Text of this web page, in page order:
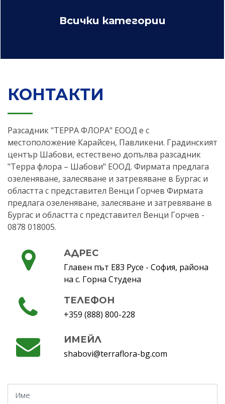
Всички категории
КОНТАКТИ
Разсадник "ТЕРРА ФЛОРА" ЕООД е с
местоположение Карайсен, Павликени. Градинският
център Шабови, естествено допълва разсадник
"Терра флора – Шабови" ЕООД. Фирмата предлага
озеленяване, залесяване и затревяване в Бургас и
областта с представител Венци Горчев Фирмата
предлага озеленяване, залесяване и затревяване в
Бургас и областта с представител Венци Горчев -
0878 018005.
АДРЕС
Главен път Е83 Русе - София, района
на с. Горна Студена
ТЕЛЕФОН
+359 (888) 800-228
ИМЕЙЛ
shabovi@terraflora-bg.com